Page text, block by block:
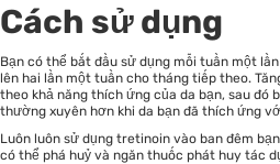
Cách sử dụng
Bạn có thể bắt đầu sử dụng mỗi tuần một
lên hai lần một tuần cho tháng tiếp theo.
theo khả năng thích ứng của da bạn, sau đó
thường xuyên hơn khi da bạn đã thích ứng
Luôn luôn sử dụng tretinoin vào ban đêm
có thể phá huỷ và ngăn thuốc phát huy tác